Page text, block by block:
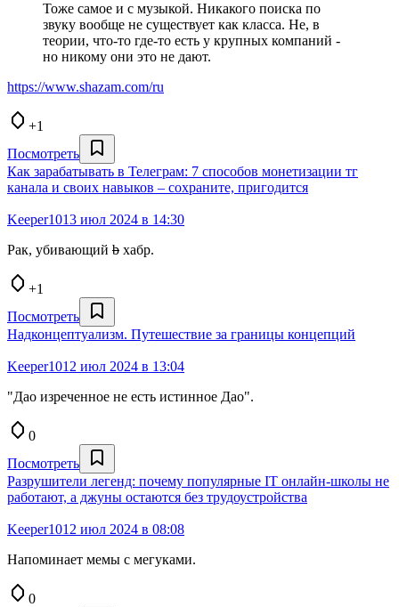
Тоже самое и с музыкой. Никакого поиска по
звуку вообще не существует как класса. Не, в
теории, что-то где-то есть у крупных компаний -
но никому они это не дают.
https://www.shazam.com/ru
+1
Посмотреть
Как зарабатывать в Телеграм: 7 способов монетизации тг
канала и своих навыков – сохраните, пригодится
Keeper1013 июл 2024 в 14:30
Рак, убивающий b хабр.
+1
Посмотреть
Надконцептуализм. Путешествие за границы концепций
Keeper1012 июл 2024 в 13:04
"Дао изреченное не есть истинное Дао".
0
Посмотреть
Разрушители легенд: почему популярные IT онлайн-школы не
работают, а джуны остаются без трудоустройства
Keeper1012 июл 2024 в 08:08
Напоминает мемы с мегуками.
0